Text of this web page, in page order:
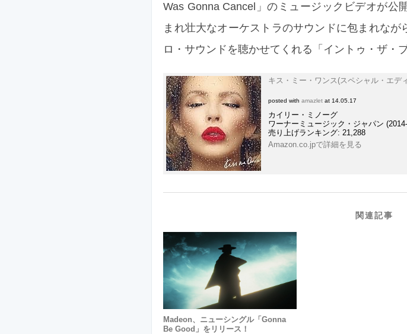
Was Gonna Cancel」のミュージックビデオが公
まれ壮大なオーケストラのサウンドに包まれなが
ロ・サウンドを聴かせてくれる「イントゥ・ザ・
キス・ミー・ワンス(スペシャル・エデ
posted withamazlet at 14.05.17
カイリー・ミノーグ
ワーナーミュージック・ジャパン
売り上げランキング: 21,288
Amazon.co.jpで詳細を見る
関連記事
Madeon、ニューシングル「Gonna
Be Good」をリリース！